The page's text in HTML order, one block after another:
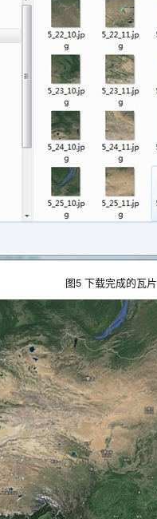
图5 下载完成的瓦片